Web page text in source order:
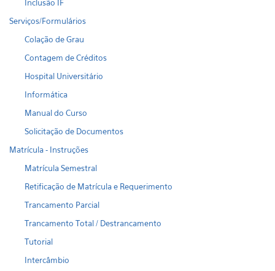
Inclusão IF
Serviços/Formulários
Colação de Grau
Contagem de Créditos
Hospital Universitário
Informática
Manual do Curso
Solicitação de Documentos
Matrícula - Instruções
Matrícula Semestral
Retificação de Matrícula e Requerimento
Trancamento Parcial
Trancamento Total / Destrancamento
Tutorial
Intercâmbio